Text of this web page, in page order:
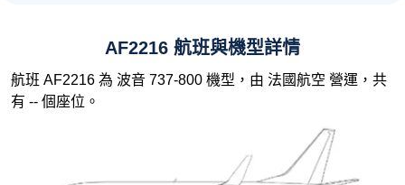
AF2216 航班與機型詳情
航班 AF2216 為 波音 737-800 機型，由 法國航空 營運，共
有 -- 個座位。